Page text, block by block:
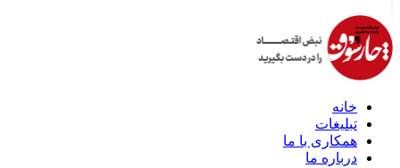
خانه
تبلیغات
همکاری با ما
درباره ما